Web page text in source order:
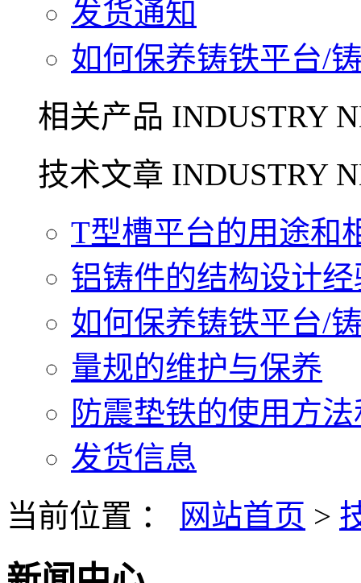
发货通知
如何保养铸铁平台/
相关产品 INDUSTRY
技术文章 INDUSTRY
T型槽平台的用途和
铝铸件的结构设计经
如何保养铸铁平台/
量规的维护与保养
防震垫铁的使用方
发货信息
当前位置 ：
网站首页 >